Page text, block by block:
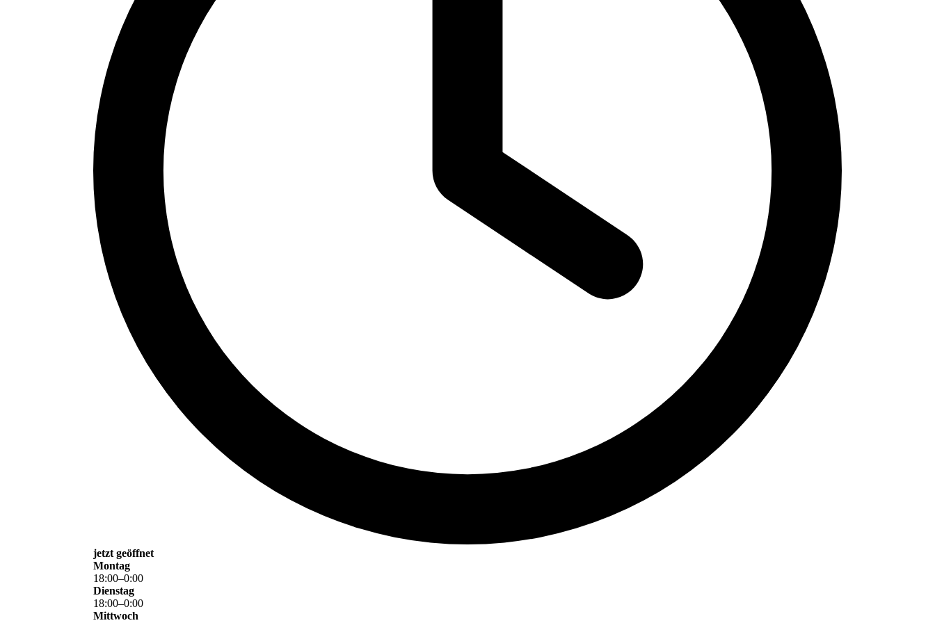
jetzt geöffnet
Montag
18:00–0:00
Dienstag
18:00–0:00
Mittwoch